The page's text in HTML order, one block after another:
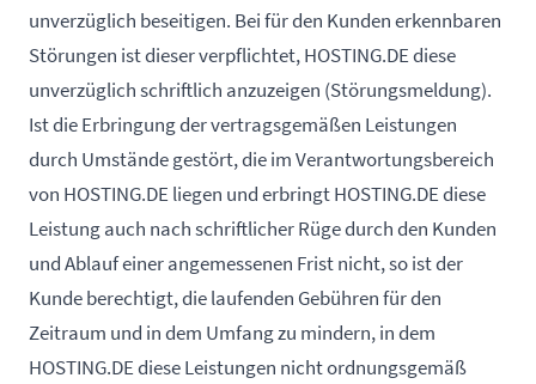
unverzüglich beseitigen. Bei für den Kunden erkennbaren
Störungen ist dieser verpflichtet, HOSTING.DE diese
unverzüglich schriftlich anzuzeigen (Störungsmeldung).
Ist die Erbringung der vertragsgemäßen Leistungen
durch Umstände gestört, die im Verantwortungsbereich
von HOSTING.DE liegen und erbringt HOSTING.DE diese
Leistung auch nach schriftlicher Rüge durch den Kunden
und Ablauf einer angemessenen Frist nicht, so ist der
Kunde berechtigt, die laufenden Gebühren für den
Zeitraum und in dem Umfang zu mindern, in dem
HOSTING.DE diese Leistungen nicht ordnungsgemäß